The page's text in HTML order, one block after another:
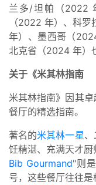
兰多/坦帕（2022
（2022 年）、科
年）、墨西哥（
北克省（2024 年）
关于《米其林指南
米其林指南》因其
餐厅的精选指南。
著名的米其林一星
饪精湛、充满天才厨
Bib Gourmand"则
号，这些餐厅往往是